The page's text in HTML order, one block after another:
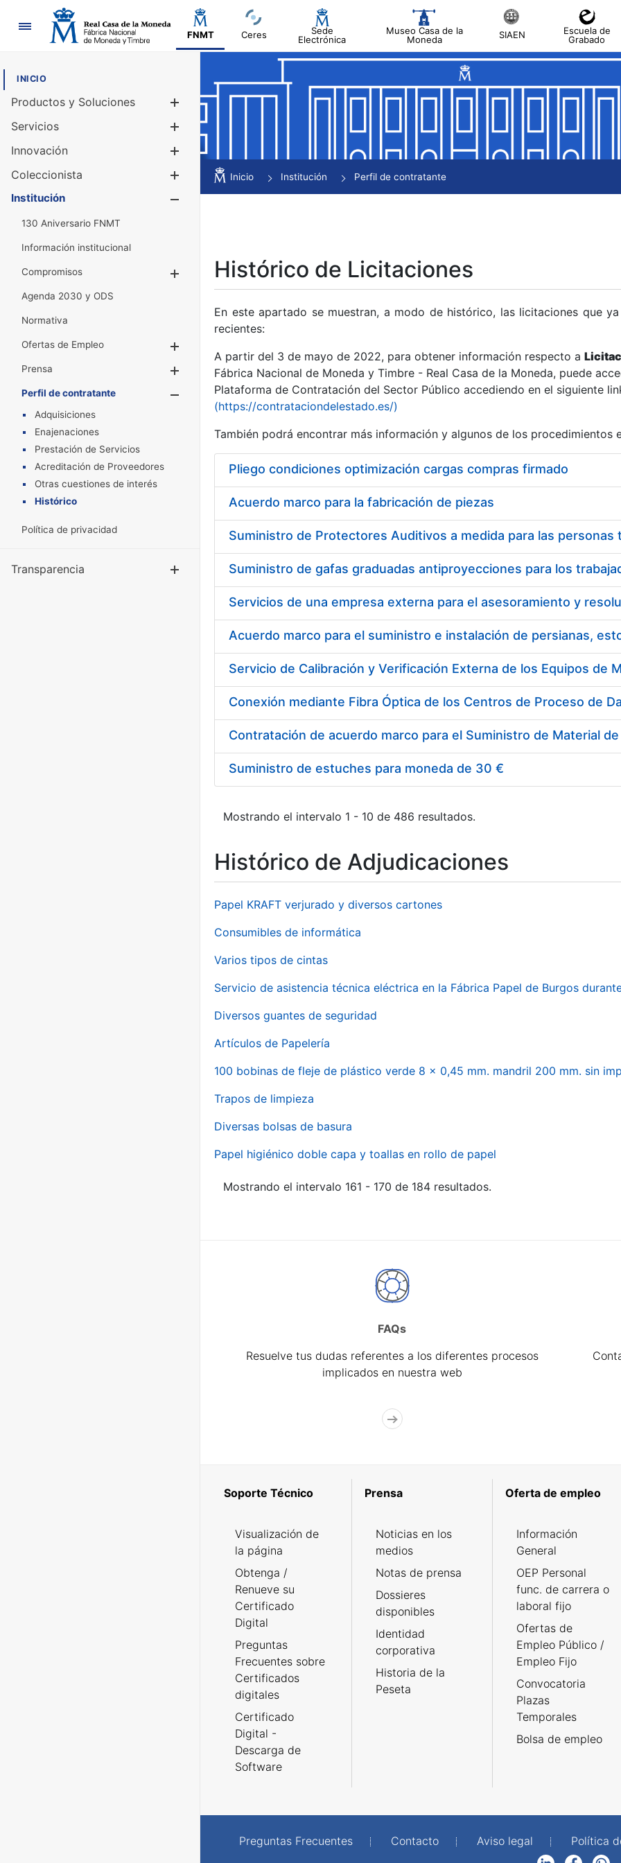
Navegación
FNMT Ceres
Sede
Electrónica
Museo Casa de la
Moneda
SIAEN
Escuela de
Grabado
INICIO
Productos y Soluciones
Mostrar/Ocultar
Servicios
Innovación
Coleccionista
Mostrar/Ocultar
Institución
130 Aniversario FNMT
Información institucional
Compromisos
Mostrar/Ocultar
Agenda 2030 y ODS
Normativa
Ofertas de Empleo
Prensa
Mostrar/Ocultar
Perfil de contratante
Mostrar/Ocultar
Adquisiciones
Enajenaciones
Prestación de Servicios
Acreditación de Proveedores
Otras cuestiones de interés
Histórico
Política de privacidad
Transparencia Mostrar/Ocultar
Inicio Institución Perfil de contratante
Histórico de Licitaciones
En este apartado se muestran, a modo de histórico, las licitaciones que
recientes:
A partir del 3 de mayo de 2022, para obtener información respecto a
Fábrica Nacional de Moneda y Timbre - Real Casa de la Moneda, puede
Plataforma de Contratación del Sector Público accediendo en el siguiente
(https://contrataciondelestado.es/)
También podrá encontrar más información y algunos de los procedimientos
Pliego condiciones optimización cargas compras firmado
Acuerdo marco para la fabricación de piezas
Acuerdo marco para el suministro e instalación de persianas,
Suministro de estuches para moneda de 30 €
Mostrando el intervalo 1 - 10 de 486 resultados.
Histórico de Adjudicaciones
Papel KRAFT verjurado y diversos cartones
Consumibles de informática
Varios tipos de cintas
Servicio de asistencia técnica eléctrica en la Fábrica Papel de Burgos
Diversos guantes de seguridad
Artículos de Papelería
100 bobinas de fleje de plástico verde 8 x 0,45 mm. mandril 200 mm. sin
Trapos de limpieza
Diversas bolsas de basura
Papel higiénico doble capa y toallas en rollo de papel
Mostrando el intervalo 161 - 170 de 184 resultados.
FAQs
Resuelve tus dudas referentes a los diferentes procesos
implicados en nuestra web
Soporte Técnico
Visualización de
la página
Obtenga /
Renueve su
Certificado
Digital
Preguntas
Frecuentes sobre
Certificados
digitales
Certificado
Digital -
Descarga de
Software
Prensa
Noticias en los
medios
Notas de prensa
Dossieres
disponibles
Identidad
corporativa
Historia de la
Peseta
Oferta de empleo
Información
General
OEP Personal
func. de carrera o
laboral fijo
Ofertas de
Empleo Público /
Empleo Fijo
Convocatoria
Plazas
Temporales
Bolsa de empleo
Preguntas Frecuentes Contacto Aviso legal Política